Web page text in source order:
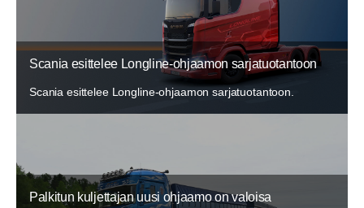
Scania esittelee Longline-ohjaamon sarjatuotantoon
Scania esittelee Longline-ohjaamon sarjatuotantoon.
Palkitun kuljettajan uusi ohjaamo on valoisa